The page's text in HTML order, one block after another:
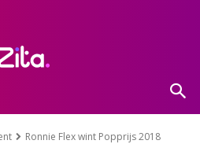
Ronnie Flex wint Popprijs 2018